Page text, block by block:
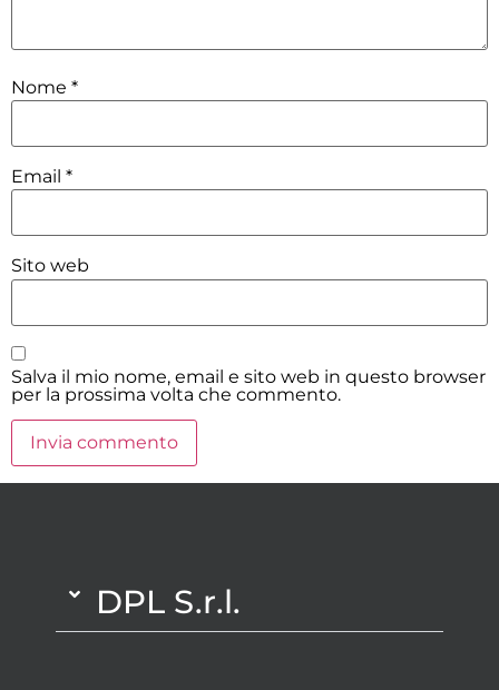
Nome *
Email *
Sito web
Salva il mio nome, email e sito web in questo browser
per la prossima volta che commento.
DPL S.r.l.